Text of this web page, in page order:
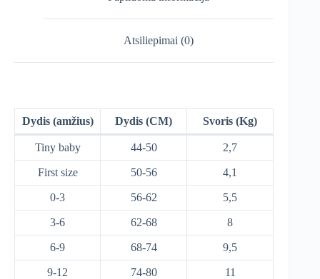
Atsiliepimai (0)
Dydis (amžius) Dydis (CM) Svoris (Kg)
Tiny baby 44-50 2,7
First size 50-56 4,1
0-3 56-62 5,5
3-6 62-68 8
6-9 68-74 9,5
9-12 74-80 11